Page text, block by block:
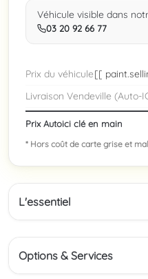
Véhicule visible dans
03 20 92 66 77
Prix du véhicule[[
Livraison Vendeville (Auto-
Prix Autoici clé en main
* Hors coût de carte grise et
L'essentiel
Options & Services